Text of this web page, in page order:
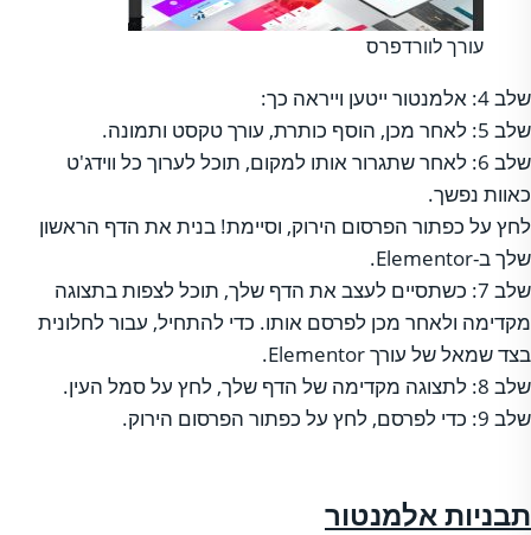
עורך לוורדפרס
שלב 4: אלמנטור ייטען וייראה כך:
שלב 5: לאחר מכן, הוסף כותרת, עורך טקסט ותמונה.
שלב 6: לאחר שתגרור אותו למקום, תוכל לערוך כל ווידג'ט
כאוות נפשך.
לחץ על כפתור הפרסום הירוק, וסיימת! בנית את הדף הראשון
שלך ב-Elementor.
שלב 7: כשתסיים לעצב את הדף שלך, תוכל לצפות בתצוגה
מקדימה ולאחר מכן לפרסם אותו. כדי להתחיל, עבור לחלונית
בצד שמאל של עורך Elementor.
שלב 8: לתצוגה מקדימה של הדף שלך, לחץ על סמל העין.
שלב 9: כדי לפרסם, לחץ על כפתור הפרסום הירוק.
תבניות אלמנטור